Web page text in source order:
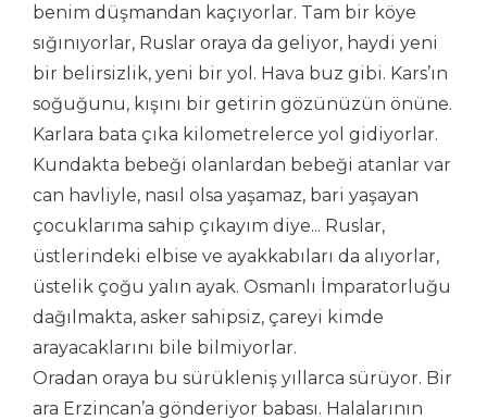
benim düşmandan kaçıyorlar. Tam bir köye
sığınıyorlar, Ruslar oraya da geliyor, haydi yeni
bir belirsizlik, yeni bir yol. Hava buz gibi. Kars’ın
soğuğunu, kışını bir getirin gözünüzün önüne.
Karlara bata çıka kilometrelerce yol gidiyorlar.
Kundakta bebeği olanlardan bebeği atanlar var
can havliyle, nasıl olsa yaşamaz, bari yaşayan
çocuklarıma sahip çıkayım diye... Ruslar,
üstlerindeki elbise ve ayakkabıları da alıyorlar,
üstelik çoğu yalın ayak. Osmanlı İmparatorluğu
dağılmakta, asker sahipsiz, çareyi kimde
arayacaklarını bile bilmiyorlar.
Oradan oraya bu sürükleniş yıllarca sürüyor. Bir
ara Erzincan’a gönderiyor babası. Halalarının